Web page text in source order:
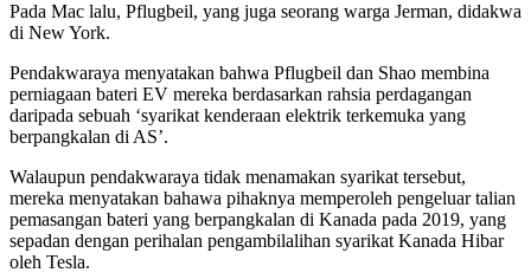
Pada Mac lalu, Pflugbeil, yang juga seorang warga Jerman, didakwa
di New York.
Pendakwaraya menyatakan bahwa Pflugbeil dan Shao membina
perniagaan bateri EV mereka berdasarkan rahsia perdagangan
daripada sebuah ‘syarikat kenderaan elektrik terkemuka yang
berpangkalan di AS’.
Walaupun pendakwaraya tidak menamakan syarikat tersebut,
mereka menyatakan bahawa pihaknya memperoleh pengeluar talian
pemasangan bateri yang berpangkalan di Kanada pada 2019, yang
sepadan dengan perihalan pengambilalihan syarikat Kanada Hibar
oleh Tesla.